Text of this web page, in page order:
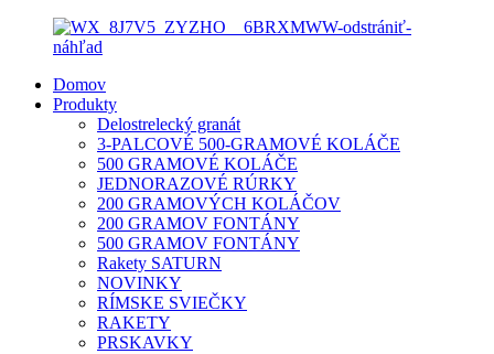
Domov
Produkty
Delostrelecký granát
3-PALCOVÉ 500-GRAMOVÉ KOLÁČE
500 GRAMOVÉ KOLÁČE
JEDNORAZOVÉ RÚRKY
200 GRAMOVÝCH KOLÁČOV
200 GRAMOV FONTÁNY
500 GRAMOV FONTÁNY
Rakety SATURN
NOVINKY
RÍMSKE SVIEČKY
RAKETY
PRSKAVKY